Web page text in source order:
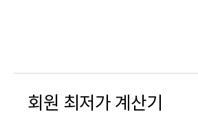
회원 최저가 계산기